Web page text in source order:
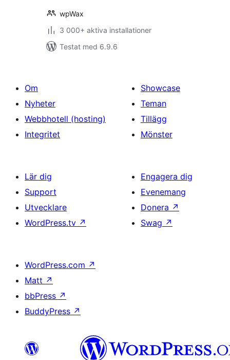
wpWax
3 000+ aktiva installationer
Testat med 6.9.6
Om
Nyheter
Webbhotell (hosting)
Integritet
Showcase
Teman
Tillägg
Mönster
Lär dig
Support
Utvecklare
WordPress.tv ↗
Engagera dig
Evenemang
Donera ↗
Swag ↗
WordPress.com ↗
Matt ↗
bbPress ↗
BuddyPress ↗